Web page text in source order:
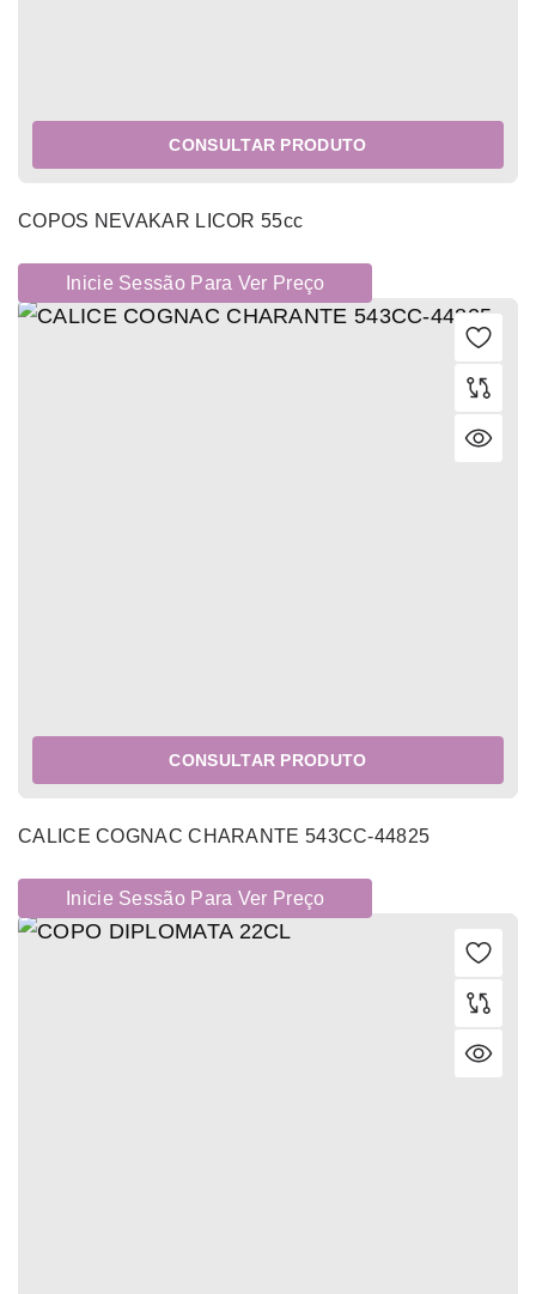
CONSULTAR PRODUTO
COPOS NEVAKAR LICOR 55cc
Inicie Sessão Para Ver Preço
CONSULTAR PRODUTO
CALICE COGNAC CHARANTE 543CC-44825
Inicie Sessão Para Ver Preço